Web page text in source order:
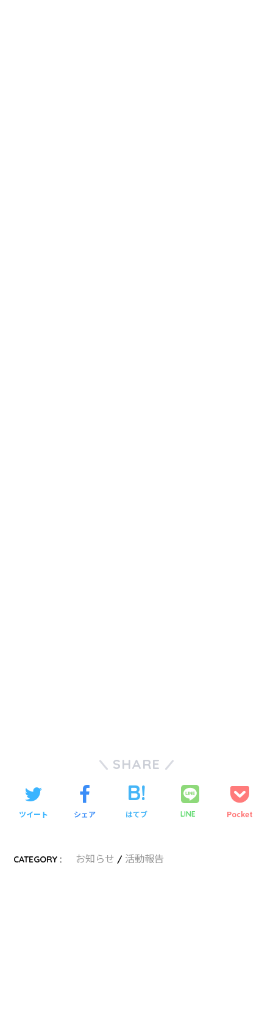
SHARE
ツイート シェア はてブ LINE Pocket
CATEGORY : お知らせ 活動報告